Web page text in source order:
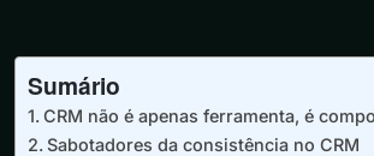
Sumário
CRM não é apenas ferramenta, é
Sabotadores da consistência no CRM